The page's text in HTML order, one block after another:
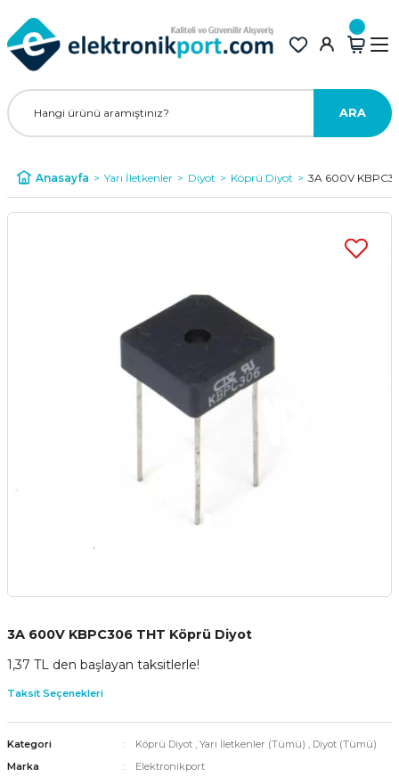
ARA
Anasayfa Yarı İletkenler Diyot Köprü Diyot 3A 600V
3A 600V KBPC306 THT Köprü Diyot
1,37 TL den başlayan taksitlerle!
Taksit Seçenekleri
Kategori Köprü Diyot , Yarı İletkenler (Tümü) , Diyot (Tümü)
Marka
Elektronikport